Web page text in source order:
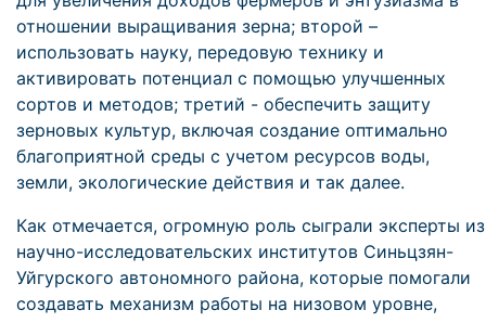
отношении выращивания зерна; второй –
использовать науку, передовую технику и
активировать потенциал с помощью улучшенных
сортов и методов; третий - обеспечить защиту
зерновых культур, включая создание оптимально
благоприятной среды с учетом ресурсов воды,
земли, экологические действия и так далее.
Как отмечается, огромную роль сыграли эксперты из
научно-исследовательских институтов Синьцзян-
Уйгурского автономного района, которые помогали
создавать механизм работы на низовом уровне,